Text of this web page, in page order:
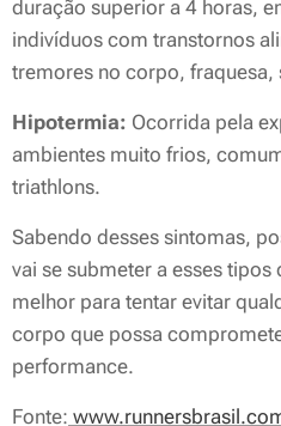
duração superior a 4 horas,
indivíduos com transtornos
tremores no corpo, fraquesa,
Hipotermia: Ocorrida pela
ambientes muito frios,
triathlons.
Sabendo desses sintomas,
vai se submeter a esses
melhor para tentar evitar
corpo que possa
performance.
Fonte: